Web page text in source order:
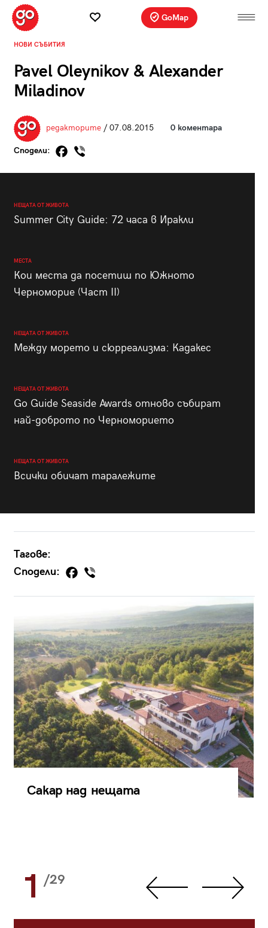
GoMap
НОВИ СЪБИТИЯ
Pavel Oleynikov & Alexander
Miladinov
редакторите/ 07.08.2015 0 коментара
Сподели:
НЕЩАТА ОТ ЖИВОТА
Summer City Guide: 72 часа в Иракли
МЕСТА
Кои места да посетиш по Южното
Черноморие (Част II)
НЕЩАТА ОТ ЖИВОТА
Между морето и сюрреализма: Кадакес
НЕЩАТА ОТ ЖИВОТА
Go Guide Seaside Awards отново събират
най-доброто по Черноморието
НЕЩАТА ОТ ЖИВОТА
Всички обичат таралежите
Тагове:
Сподели:
Сакар над нещата
1 /29